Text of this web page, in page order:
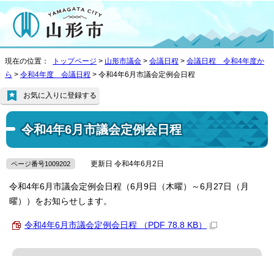
現在の位置： トップページ > 山形市議会 > 会議日程 > 会議日程 令和4年度か
ら > 令和4年度 会議日程 > 令和4年6月市議会定例会日程
令和4年6月市議会定例会日程
お気に入りに登録する
ページ番号1009202 更新日 令和4年6月2日
令和4年6月市議会定例会日程（6月9日（木曜）～6月27日（月
曜））をお知らせします。
令和4年6月市議会定例会日程 （PDF 78.8 KB）